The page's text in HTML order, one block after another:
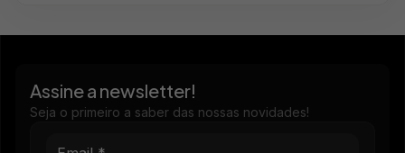
Assine a newsletter!
Seja o primeiro a saber das nossas novidades!